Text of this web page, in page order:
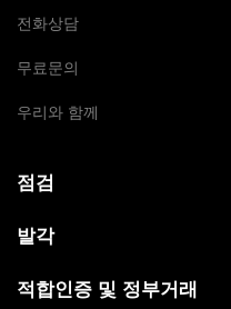
전화상담
무료문의
우리와 함께
점검
발각
적합인증 및 정부거래